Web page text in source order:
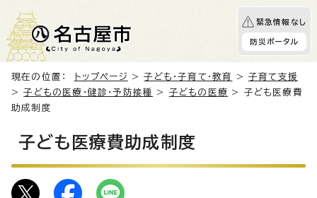
緊急情報なし
防災ポータル
現在の位置： トップページ >子ども・子育て・教育 >子育て支援
>子どもの医療・健診・予防接種 > 子どもの医療 > 子ども医療費
助成制度
子ども医療費助成制度